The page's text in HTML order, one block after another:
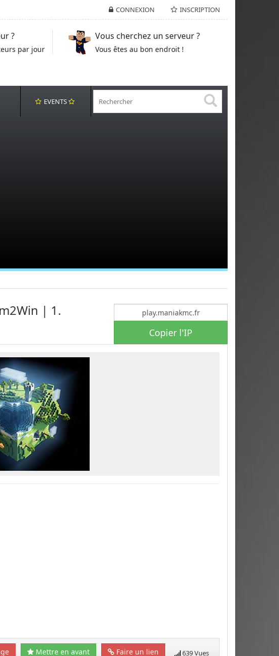
CONNEXION INSCRIPTION
?
par jour
Vous cherchez un serveur ?
Vous êtes au bon endroit !
EVENTS
Copier l'IP
| 1.
Mettre en avant Faire un lien 639 Vues